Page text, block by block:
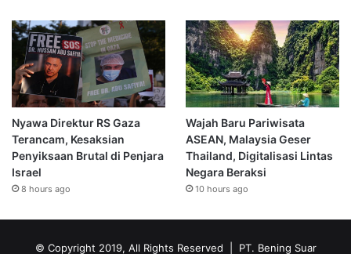
Nyawa Direktur RS Gaza
Terancam, Kesaksian
Penyiksaan Brutal di Penjara
Israel
8 hours ago
Wajah Baru Pariwisata
ASEAN, Malaysia Geser
Thailand, Digitalisasi Lintas
Negara Beraksi
10 hours ago
© Copyright 2019, All Rights Reserved | PT. Bening Suar